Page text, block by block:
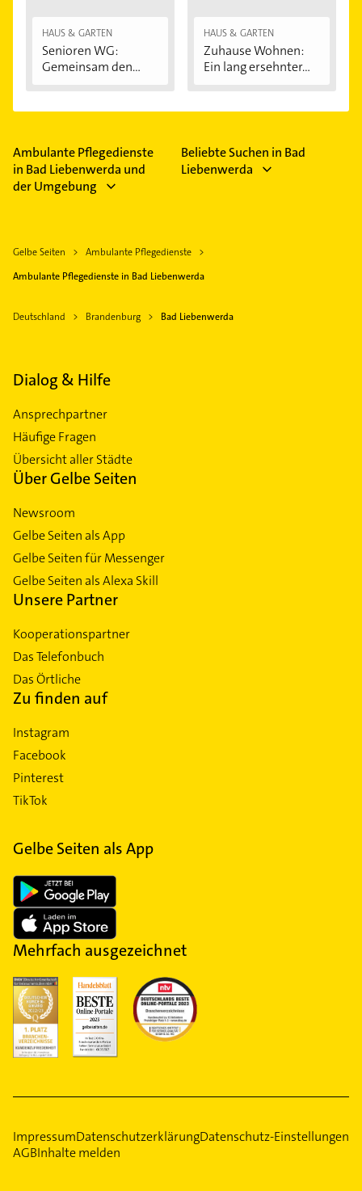
HAUS & GARTEN
Senioren WG:
Gemeinsam den
HAUS & GARTEN
Zuhause Wohnen:
Ein lang ersehnter...
Ambulante Pflegedienste
in Bad Liebenwerda und
der Umgebung
Beliebte Suchen in Bad
Liebenwerda
Gelbe Seiten
Ambulante Pflegedienste
Ambulante Pflegedienste in Bad Liebenwerda
Deutschland Brandenburg Bad Liebenwerda
Dialog & Hilfe
Ansprechpartner
Häufige Fragen
Übersicht aller Städte
Über Gelbe Seiten
Newsroom
Gelbe Seiten als App
Gelbe Seiten für Messenger
Gelbe Seiten als Alexa Skill
Unsere Partner
Kooperationspartner
Das Telefonbuch
Das Örtliche
Zu finden auf
Instagram
Facebook
Pinterest
TikTok
Gelbe Seiten als App
Mehrfach ausgezeichnet
ImpressumDatenschutzerklärungDatenschutz-Einstellungen
AGBInhalte melden